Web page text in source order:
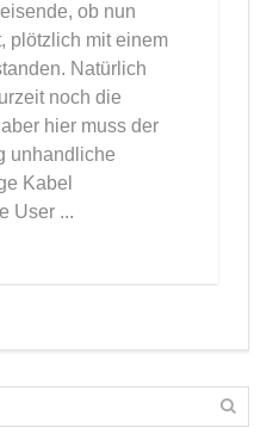
ob nun
plötzlich mit einem
Natürlich
noch die
hier muss der
unhandliche
Kabel
User ...